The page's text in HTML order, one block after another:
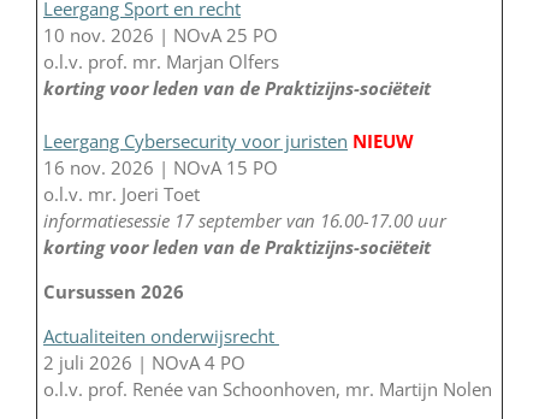
Leergang Sport en recht
10 nov. 2026 | NOvA 25 PO
o.l.v. prof. mr. Marjan Olfers
korting voor leden van de Praktizijns-sociëteit
Leergang Cybersecurity voor juristen NIEUW
16 nov. 2026 | NOvA 15 PO
o.l.v. mr. Joeri Toet
informatiesessie 17 september van 16.00-17.00 uur
korting voor leden van de Praktizijns-sociëteit
Cursussen 2026
Actualiteiten onderwijsrecht
2 juli 2026 | NOvA 4 PO
o.l.v. prof. Renée van Schoonhoven, mr. Martijn Nolen